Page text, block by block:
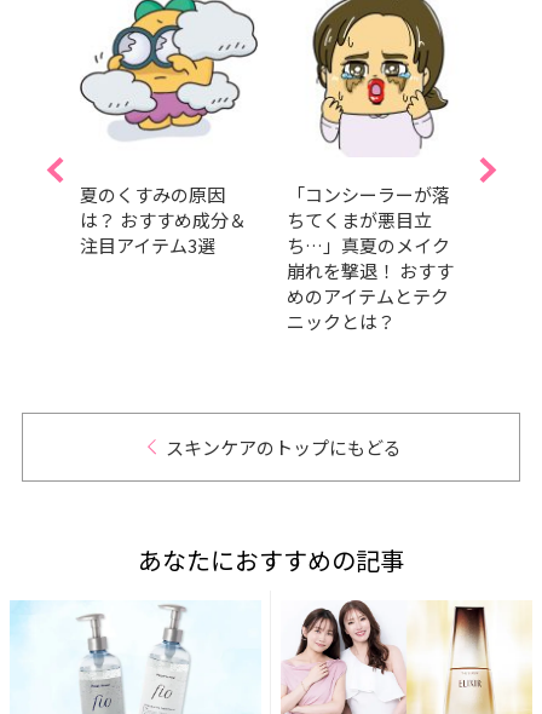
夏のくすみの原因
は？ おすすめ成分＆
注目アイテム3選
「コンシーラーが落
ちてくまが悪目立
ち…」真夏のメイク
崩れを撃退！ おすす
めのアイテムとテク
ニックとは？
スキンケアのトップにもどる
あなたにおすすめの記事